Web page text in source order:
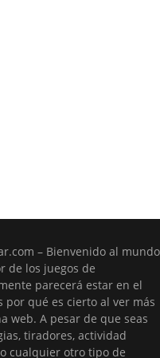
– Bienvenido al
de los juegos de
parecerá estar en el
por qué es cierto al ver más
web. A pesar de que seas
tiradores, actividad
cualquier otro tipo de